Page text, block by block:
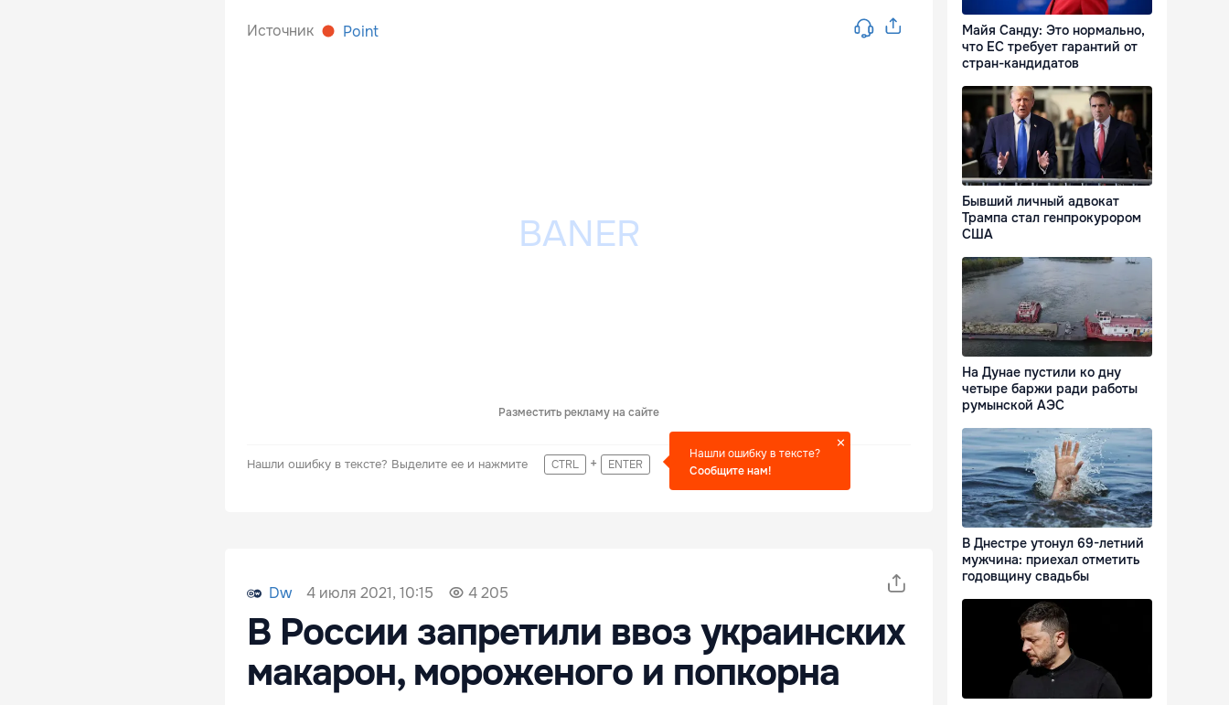
Источник Point
Разместить рекламу на сайте
Нашли ошибку в тексте? Выделите ее и нажмите CTRL + ENTER
Нашли ошибку в тексте?
Сообщите нам!
Dw 4 июля 2021, 10:15 4 205
В России запретили ввоз украинских
макарон, мороженого и попкорна
Майя Санду: Это нормально,
что ЕС требует гарантий от
стран-кандидатов
Бывший личный адвокат
Трампа стал генпрокурором
США
На Дунае пустили ко дну
четыре баржи ради работы
румынской АЭС
В Днестре утонул 69-летний
мужчина: приехал отметить
годовщину свадьбы